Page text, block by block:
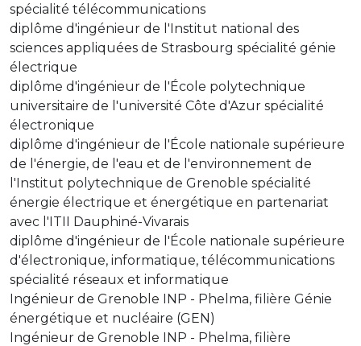
spécialité télécommunications
diplôme d'ingénieur de l'Institut national des
sciences appliquées de Strasbourg spécialité génie
électrique
diplôme d'ingénieur de l'École polytechnique
universitaire de l'université Côte d'Azur spécialité
électronique
diplôme d'ingénieur de l'École nationale supérieure
de l'énergie, de l'eau et de l'environnement de
l'Institut polytechnique de Grenoble spécialité
énergie électrique et énergétique en partenariat
avec l'ITII Dauphiné-Vivarais
diplôme d'ingénieur de l'École nationale supérieure
d'électronique, informatique, télécommunications
spécialité réseaux et informatique
Ingénieur de Grenoble INP - Phelma, filière Génie
énergétique et nucléaire (GEN)
Ingénieur de Grenoble INP - Phelma, filière